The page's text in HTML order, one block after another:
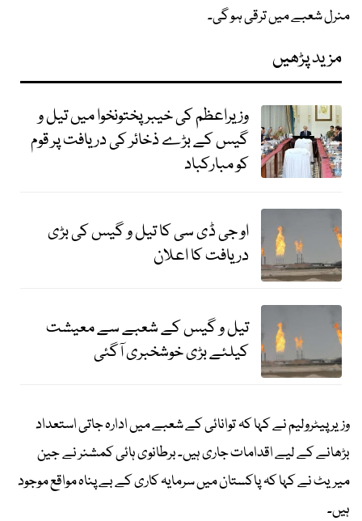
منرل شعبے میں ترقی ہو گی۔
مزید پڑھیں
وزیراعظم کی خیبرپختونخوا میں تیل و
گیس کے بڑے ذخائر کی دریافت پر قوم
کو مبارکباد
او جی ڈی سی کا تیل و گیس کی بڑی
دریافت کا اعلان
تیل و گیس کے شعبے سے معیشت
کیلئے بڑی خوشخبری آگئی
وزیر پیٹرولیم نے کہا کہ توانائی کے شعبے میں ادارہ جاتی استعداد
بڑھانے کے لیے اقدامات جاری ہیں۔ برطانوی ہائی کمشنر نے جین
میریٹ نے کہا کہ پاکستان میں سرمایہ کاری کے بے پناہ مواقع موجود
ہیں۔